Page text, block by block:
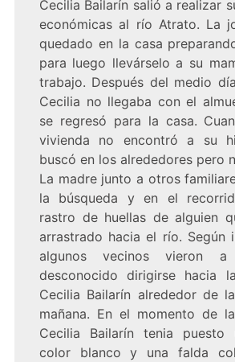
Cecilia Bailarín salió a realizar
económicas al río Atrato. La
quedado en la casa
para luego llevárselo a su
trabajo. Después del medio
Cecilia no llegaba con el
se regresó para la casa.
vivienda no encontró a su
buscó en los alrededores pero
La madre junto a otros
la búsqueda y en el
rastro de huellas de alguien
arrastrado hacia el río. Según
algunos vecinos vieron
desconocido dirigirse hacia
Cecilia Bailarín alrededor de
mañana. En el momento de
Cecilia Bailarín tenia puesto
color blanco y una falda